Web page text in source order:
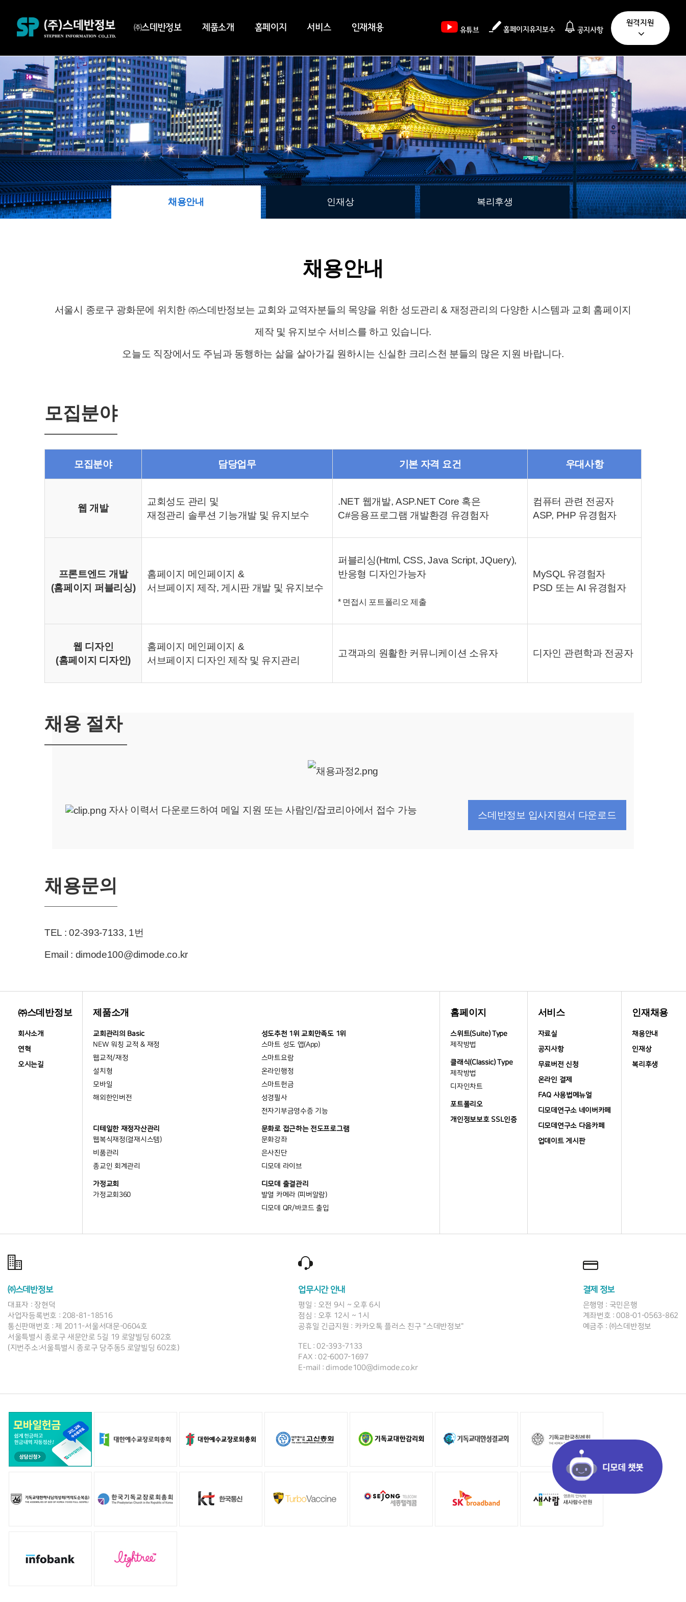
㈜스데반정보 제품소개 홈페이지 서비스 인재채용 유튜브 홈페이지유지보수 공지사항
원격지원
채용안내 인재상 복리후생
채용안내
서울시 종로구 광화문에 위치한 ㈜스데반정보는 교회와 교역자분들의 목양을 위한 성도관리 & 재정관리의 다양한 시스템과 교회 홈페이지
제작 및 유지보수 서비스를 하고 있습니다.
오늘도 직장에서도 주님과 동행하는 삶을 살아가길 원하시는 신실한 크리스천 분들의 많은 지원 바랍니다.
모집분야
모집분야 담당업무 기본 자격 요건 우대사항
웹 개발
교회성도 관리 및
재정관리 솔루션 기능개발 및 유지보수
.NET 웹개발, ASP.NET Core 혹은
C#응용프로그램 개발환경 유경험자
컴퓨터 관련 전공자
ASP, PHP 유경험자
프론트엔드 개발
(홈페이지 퍼블리싱)
홈페이지 메인페이지 &
서브페이지 제작, 게시판 개발 및 유지보수
퍼블리싱(Html, CSS, Java Script, JQuery),
반응형 디자인가능자
* 면접시 포트폴리오 제출
MySQL 유경험자
PSD 또는 AI 유경험자
웹 디자인
(홈페이지 디자인)
홈페이지 메인페이지 &
서브페이지 디자인 제작 및 유지관리
고객과의 원활한 커뮤니케이션 소유자 디자인 관련학과 전공자
채용 절차
자사 이력서 다운로드하여 메일 지원 또는 사람인/잡코리아에서 접수 가능 스데반정보 입사지원서 다운로드
채용문의
TEL : 02-393-7133, 1번
Email : dimode100@dimode.co.kr
㈜스데반정보
회사소개
연혁
오시는길
제품소개
교회관리의 Basic
NEW 워칭 교적 & 재정
웹교적/재정
설치형
모바일
해외한인버전
성도추천 1위 교회만족도 1위
스마트 성도 앱(App)
스마트요람
온라인행정
스마트헌금
성경필사
전자기부금영수증 기능
디테일한 재정자산관리
웹복식재정(결재시스템)
비품관리
종교인 회계관리
문화로 접근하는 전도프로그램
문화강좌
은사진단
디모데 라이브
가정교회
가정교회360
디모데 출결관리
발열 카메라 (피버알람)
디모데 QR/바코드 출입
홈페이지
스위트(Suite) Type
제작방법
클래식(Classic) Type
제작방법
디자인차트
포트폴리오
개인정보보호 SSL인증
서비스
자료실
공지사항
무료버전 신청
온라인 결제
FAQ 사용법메뉴얼
디모데연구소 네이버카페
디모데연구소 다음카페
업데이트 게시판
인재채용
채용안내
인재상
복리후생
㈜스데반정보
대표자 : 장현덕
사업자등록번호 : 208-81-18516
통신판매번호 : 제 2011-서울서대문-0604호
서울특별시 종로구 새문안로 5길 19 로얄빌딩 602호
(지번주소:서울특별시 종로구 당주동5 로얄빌딩 602호)
업무시간 안내
평일 : 오전 9시 ~ 오후 6시
점심 : 오후 12시 ~ 1시
공휴일 긴급지원 : 카카오톡 플러스 친구 "스데반정보"
TEL : 02-393-7133
FAX : 02-6007-1697
E-mail : dimode100@dimode.co.kr
결제 정보
은행명 : 국민은행
계좌번호 : 008-01-0563-862
예금주 : ㈜스데반정보